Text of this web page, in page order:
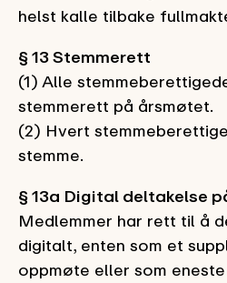
helst kalle tilbake
§ 13 Stemmerett
(1) Alle
stemmerett på årsmøtet.
(2) Hvert
stemme.
§ 13a Digital deltakelse
Medlemmer har rett til å
digitalt, enten som et
oppmøte eller som